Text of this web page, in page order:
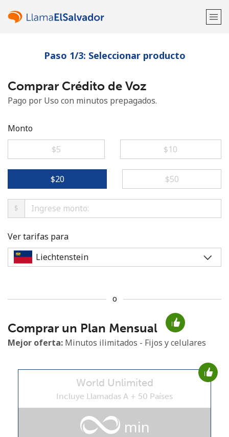
¡Bienvenido!
¿Ya tienes una cuenta?Inicia sesión →
No se ha creado una contraseña
Mínimo 8 caracteres
Una letra mayúscula y una minúscula
Un número
Paso 1/3: Seleccionar producto
Comprar Crédito de Voz
Pago por Uso con minutos prepagados.
Monto
⁦$5⁩
⁦$10⁩
⁦$20⁩ ⁦$50⁩
$
Ver tarifas para
o
Comprar un Plan Mensual
Mejor oferta: Minutos ilimitados - Fijos y celulares
World Unlimited
Incluye Llamadas A + 50 Países
min